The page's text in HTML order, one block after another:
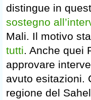
distingue in
sostegno
Mali. Il motivo
tutti. Anche quei
approvare
avuto esitazioni.
regione del